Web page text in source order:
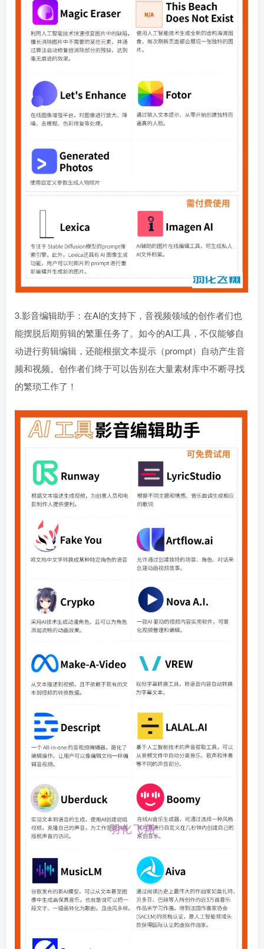
3.影音编辑助手：在AI的支持下，音视频领域的创作者们也
能摆脱后期剪辑的繁重任务了。如今的AI工具，不仅能够自
动进行剪辑编辑，还能根据文本提示（prompt）自动产生音
频和视频。创作者们终于可以告别在大量素材库中不断寻找
的繁琐工作了！